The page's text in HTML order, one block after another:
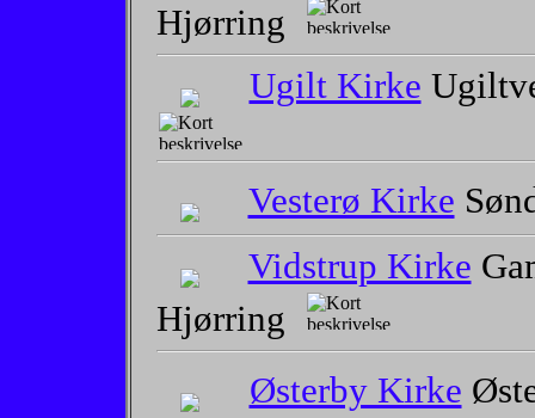
Hjørring
Ugilt Kirke
Vesterø Kirke
Vidstrup Kirke
Hjørring
Østerby Kirke